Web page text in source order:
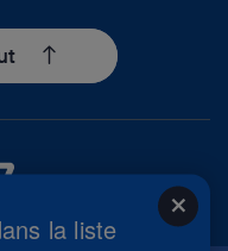
close
la liste